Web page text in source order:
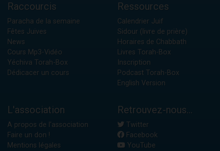
Raccourcis
Paracha de la semaine
Fêtes Juives
News
Cours Mp3-Vidéo
Yéchiva Torah-Box
Dédicacer un cours
Ressources
Calendrier Juif
Sidour (livre de prière)
Horaires de Chabbath
Livres Torah-Box
Inscription
Podcast Torah-Box
English Version
L'association
A propos de l'association
Faire un don !
Mentions légales
Retrouvez-nous...
Twitter
Facebook
YouTube